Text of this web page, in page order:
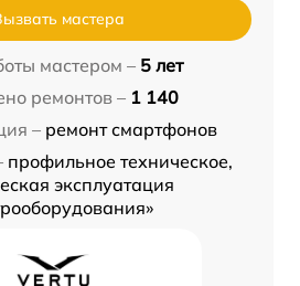
мастера
мастером – 5 лет
ремонтов – 1 140
– ремонт смартфонов
профильное техническое,
эксплуатация